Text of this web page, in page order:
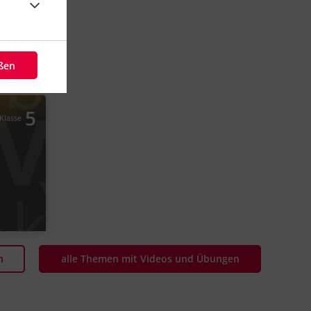
Klasse 5
Deutsch
Übung
Video
alle Themen mit Videos und Übungen